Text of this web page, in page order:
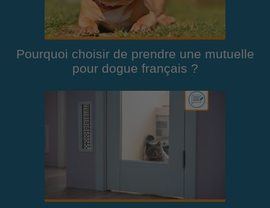
Pourquoi choisir de prendre une mutuelle
pour dogue français ?